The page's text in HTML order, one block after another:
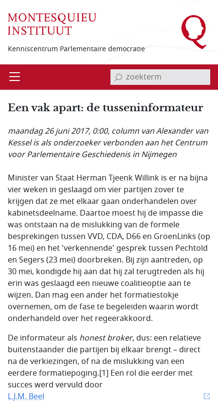
Kenniscentrum Parlementaire democratie
Open invoerveld zoekterm
Een vak apart: de tusseninformateur
maandag 26 juni 2017, 0:00, column van Alexander van
Kessel is als onderzoeker verbonden aan het Centrum
voor Parlementaire Geschiedenis in Nijmegen
Minister van Staat Herman Tjeenk Willink is er na bijna
vier weken in geslaagd om vier partijen zover te
krijgen dat ze met elkaar gaan onderhandelen over
kabinetsdeelname. Daartoe moest hij de impasse die
was ontstaan na de mislukking van de formele
besprekingen tussen VVD, CDA, D66 en GroenLinks (op
16 mei) en het 'verkennende' gesprek tussen Pechtold
en Segers (23 mei) doorbreken. Bij zijn aantreden, op
30 mei, kondigde hij aan dat hij zal terugtreden als hij
erin was geslaagd een nieuwe coalitieoptie aan te
wijzen. Dan mag een ander het formatiestokje
overnemen, om de fase te begeleiden waarin wordt
onderhandeld over het regeerakkoord.
De informateur als honest broker, dus: een relatieve
buitenstaander die partijen bij elkaar brengt – direct
na de verkiezingen, of na de mislukking van een
eerdere formatiepoging.[1] Een rol die eerder met
succes werd vervuld door
L.J.M. Beel